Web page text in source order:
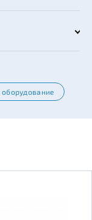
оборудование